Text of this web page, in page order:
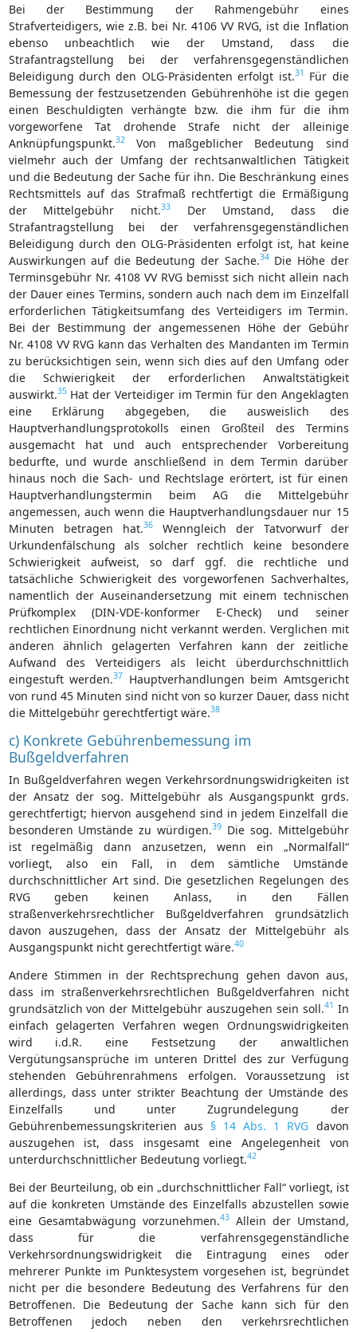
Bei der Bestimmung der Rahmengebühr eines
Strafverteidigers, wie z.B. bei Nr. 4106 VV RVG, ist die Inflation
ebenso unbeachtlich wie der Umstand, dass die
Strafantragstellung bei der verfahrensgegenständlichen
Beleidigung durch den OLG-Präsidenten erfolgt ist.31
Für die
Bemessung der festzusetzenden Gebührenhöhe ist die gegen
einen Beschuldigten verhängte bzw. die ihm für die ihm
vorgeworfene Tat drohende Strafe nicht der alleinige
Anknüpfungspunkt.32Von maßgeblicher Bedeutung sind
vielmehr auch der Umfang der rechtsanwaltlichen Tätigkeit
und die Bedeutung der Sache für ihn. Die Beschränkung eines
Rechtsmittels auf das Strafmaß rechtfertigt die Ermäßigung
der Mittelgebühr nicht.33Der Umstand, dass die
Strafantragstellung bei der verfahrensgegenständlichen
Beleidigung durch den OLG-Präsidenten erfolgt ist, hat keine
Auswirkungen auf die Bedeutung der Sache.34Die Höhe der
Terminsgebühr Nr. 4108 VV RVG bemisst sich nicht allein nach
der Dauer eines Termins, sondern auch nach dem im Einzelfall
erforderlichen Tätigkeitsumfang des Verteidigers im Termin.
Bei der Bestimmung der angemessenen Höhe der Gebühr
Nr. 4108 VV RVG kann das Verhalten des Mandanten im Termin
zu berücksichtigen sein, wenn sich dies auf den Umfang oder
die Schwierigkeit der erforderlichen Anwaltstätigkeit
auswirkt.35Hat der Verteidiger im Termin für den Angeklagten
eine Erklärung abgegeben, die ausweislich des
Hauptverhandlungsprotokolls einen Großteil des Termins
ausgemacht hat und auch entsprechender Vorbereitung
bedurfte, und wurde anschließend in dem Termin darüber
hinaus noch die Sach- und Rechtslage erörtert, ist für einen
Hauptverhandlungstermin beim AG die Mittelgebühr
angemessen, auch wenn die Hauptverhandlungsdauer nur 15
Minuten betragen hat.36Wenngleich der Tatvorwurf der
Urkundenfälschung als solcher rechtlich keine besondere
Schwierigkeit aufweist, so darf ggf. die rechtliche und
tatsächliche Schwierigkeit des vorgeworfenen Sachverhaltes,
namentlich der Auseinandersetzung mit einem technischen
Prüfkomplex (DIN-VDE-konformer E-Check) und seiner
rechtlichen Einordnung nicht verkannt werden. Verglichen mit
anderen ähnlich gelagerten Verfahren kann der zeitliche
Aufwand des Verteidigers als leicht überdurchschnittlich
eingestuft werden.37
Hauptverhandlungen beim Amtsgericht
von rund 45 Minuten sind nicht von so kurzer Dauer, dass nicht
die Mittelgebühr gerechtfertigt wäre.38
c) Konkrete Gebührenbemessung im
Bußgeldverfahren
In Bußgeldverfahren wegen Verkehrsordnungswidrigkeiten ist
der Ansatz der sog. Mittelgebühr als Ausgangspunkt grds.
gerechtfertigt; hiervon ausgehend sind in jedem Einzelfall die
besonderen Umstände zu würdigen.39 Die sog. Mittelgebühr
ist regelmäßig dann anzusetzen, wenn ein „Normalfall“
vorliegt, also ein Fall, in dem sämtliche Umstände
durchschnittlicher Art sind. Die gesetzlichen Regelungen des
RVG geben keinen Anlass, in den Fällen
straßenverkehrsrechtlicher Bußgeldverfahren grundsätzlich
davon auszugehen, dass der Ansatz der Mittelgebühr als
Ausgangspunkt nicht gerechtfertigt wäre.40
Andere Stimmen in der Rechtsprechung gehen davon aus,
dass im straßenverkehrsrechtlichen Bußgeldverfahren nicht
grundsätzlich von der Mittelgebühr auszugehen sein soll.41 In
einfach gelagerten Verfahren wegen Ordnungswidrigkeiten
wird i.d.R. eine Festsetzung der anwaltlichen
Vergütungsansprüche im unteren Drittel des zur Verfügung
stehenden Gebührenrahmens erfolgen. Voraussetzung ist
allerdings, dass unter strikter Beachtung der Umstände des
Einzelfalls und unter Zugrundelegung der
Gebührenbemessungskriterien aus § 14 Abs. 1 RVG davon
auszugehen ist, dass insgesamt eine Angelegenheit von
unterdurchschnittlicher Bedeutung vorliegt.42
Bei der Beurteilung, ob ein „durchschnittlicher Fall“ vorliegt, ist
auf die konkreten Umstände des Einzelfalls abzustellen sowie
eine Gesamtabwägung vorzunehmen.43Allein der Umstand,
dass für die verfahrensgegenständliche
Verkehrsordnungswidrigkeit die Eintragung eines oder
mehrerer Punkte im Punktesystem vorgesehen ist, begründet
nicht per die besondere Bedeutung des Verfahrens für den
Betroffenen. Die Bedeutung der Sache kann sich für den
Betroffenen jedoch neben den verkehrsrechtlichen